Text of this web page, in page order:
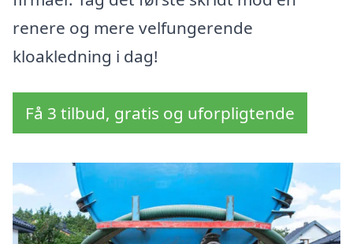
renere og mere velfungerende
kloakledning i dag!
Få 3 tilbud, gratis og uforpligtende